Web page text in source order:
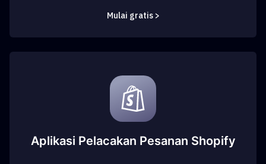
Mulai gratis >
Aplikasi Pelacakan Pesanan Shopify